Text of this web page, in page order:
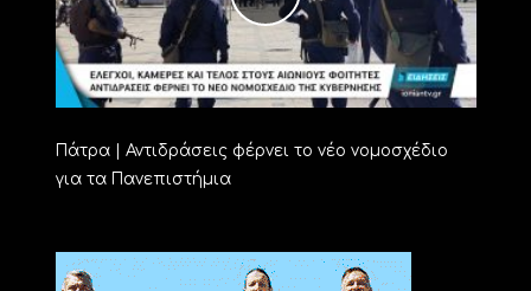
Πάτρα | Αντιδράσεις φέρνει το νέο νομοσχέδιο
για τα Πανεπιστήμια